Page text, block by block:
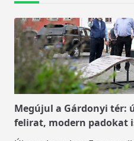
Megújul a Gárdonyi tér:
felirat, modern padokat